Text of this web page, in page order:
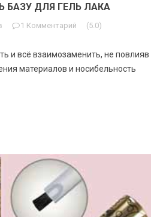
БАЗУ ДЛЯ ГЕЛЬ ЛАКА
1 Комментарий (5.0)
и всё взаимозаменить, не повлияв
материалов и носибельность